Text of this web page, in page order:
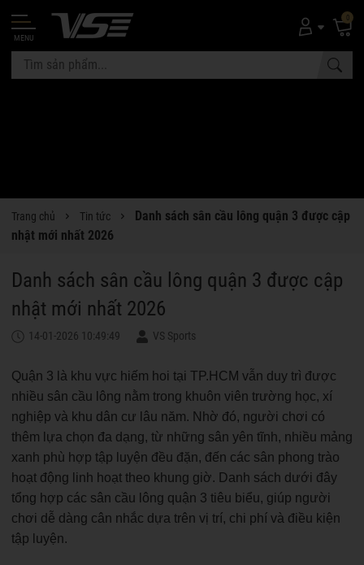
MENU
0
Trang chủ Tin tức
Danh sách sân cầu lông quận 3 được cập
nhật mới nhất 2026
Danh sách sân cầu lông quận 3 được cập
nhật mới nhất 2026
14-01-2026 10:49:49 VS Sports
Quận 3 là khu vực hiếm hoi tại TP.HCM vẫn duy trì được
nhiều sân cầu lông nằm trong khuôn viên trường học, xí
nghiệp và khu dân cư lâu năm. Nhờ đó, người chơi có
thêm lựa chọn đa dạng, từ những sân yên tĩnh, nhiều mảng
xanh phù hợp tập luyện đều đặn, đến các sân phong trào
hoạt động linh hoạt theo khung giờ. Danh sách dưới đây
tổng hợp các sân cầu lông quận 3 tiêu biểu, giúp người
chơi dễ dàng cân nhắc dựa trên vị trí, chi phí và điều kiện
tập luyện.